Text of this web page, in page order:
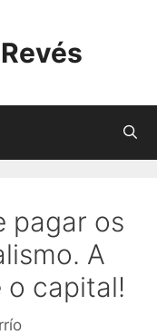
pagar os
A
o capital!